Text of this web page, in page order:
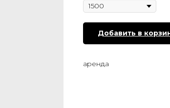
Добавить в
аренда